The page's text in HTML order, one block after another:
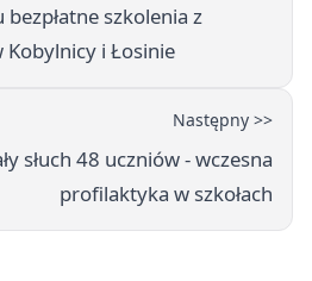
szkolenia z
i Łosinie
Następny >>
słuch 48 uczniów - wczesna
profilaktyka w szkołach